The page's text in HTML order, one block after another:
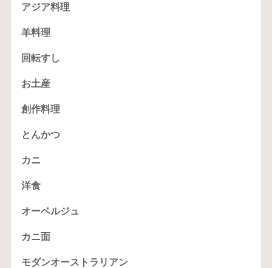
アジア料理
羊料理
回転すし
お土産
創作料理
とんかつ
カニ
洋食
オーベルジュ
カニ面
モダンオーストラリアン